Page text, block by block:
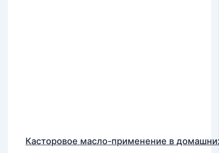
Касторовое масло-применение в